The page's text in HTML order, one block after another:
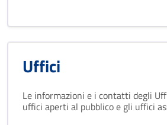
Uffici
Le informazioni e i contatti degli
uffici aperti al pubblico e gli uffici